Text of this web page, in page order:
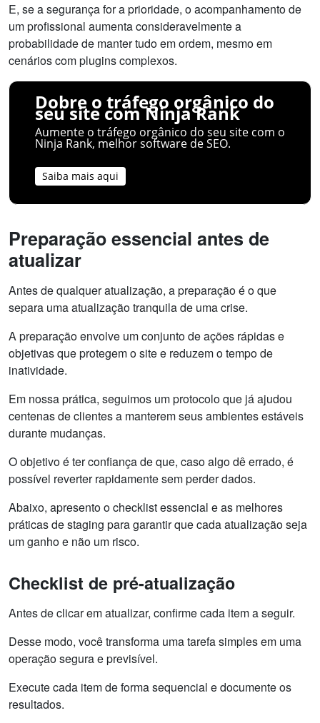
E, se a segurança for a prioridade, o acompanhamento de
um profissional aumenta consideravelmente a
probabilidade de manter tudo em ordem, mesmo em
cenários com plugins complexos.
Dobre o tráfego orgânico do
seu site com Ninja Rank
Aumente o tráfego orgânico do seu site com o
Ninja Rank, melhor software de SEO.
Saiba mais aqui
Preparação essencial antes de
atualizar
Antes de qualquer atualização, a preparação é o que
separa uma atualização tranquila de uma crise.
A preparação envolve um conjunto de ações rápidas e
objetivas que protegem o site e reduzem o tempo de
inatividade.
Em nossa prática, seguimos um protocolo que já ajudou
centenas de clientes a manterem seus ambientes estáveis
durante mudanças.
O objetivo é ter confiança de que, caso algo dê errado, é
possível reverter rapidamente sem perder dados.
Abaixo, apresento o checklist essencial e as melhores
práticas de staging para garantir que cada atualização seja
um ganho e não um risco.
Checklist de pré-atualização
Antes de clicar em atualizar, confirme cada item a seguir.
Desse modo, você transforma uma tarefa simples em uma
operação segura e previsível.
Execute cada item de forma sequencial e documente os
resultados.